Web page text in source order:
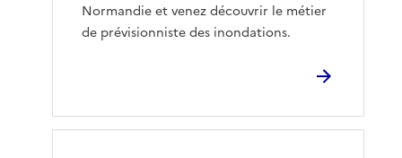
Normandie et venez découvrir le métier
de prévisionniste des inondations.